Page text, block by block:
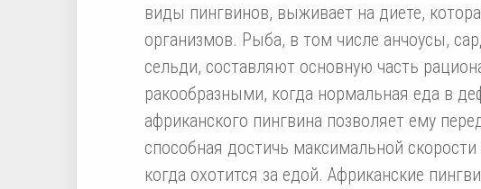
виды пингвинов, выживает на диете,
организмов. Рыба, в том числе анчоусы,
сельди, составляют основную часть
ракообразными, когда нормальная еда в
африканского пингвина позволяет ему
способная достичь максимальной
когда охотится за едой. Африканские